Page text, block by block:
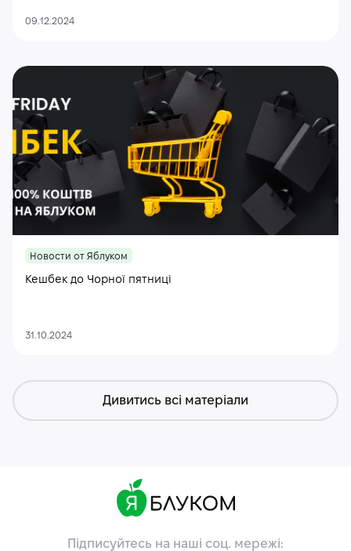
09.12.2024
Новости от Яблуком
Кешбек до Чорної пятниці
31.10.2024
Дивитись всі матеріали
Підписуйтесь на наші соц. мережі: